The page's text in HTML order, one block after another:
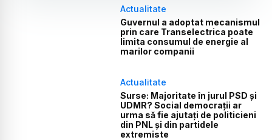
Actualitate
Guvernul a adoptat mecanismul
prin care Transelectrica poate
limita consumul de energie al
marilor companii
Actualitate
Surse: Majoritate în jurul PSD și
UDMR? Social democrații ar
urma să fie ajutați de politicieni
din PNL și din partidele
extremiste